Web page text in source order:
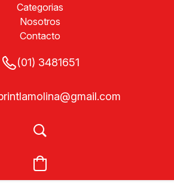
Categorias
Nosotros
Contacto
(01) 3481651